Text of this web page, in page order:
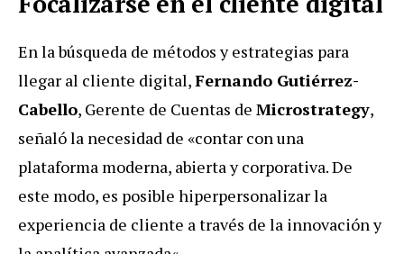
En la búsqueda de métodos y estrategias para
llegar al cliente digital,Fernando Gutiérrez-
Cabello, Gerente de Cuentas de Microstrategy,
señaló la necesidad de «contar con una
plataforma moderna, abierta y corporativa. De
este modo, es posible hiperpersonalizar la
experiencia de cliente a través de la innovación y